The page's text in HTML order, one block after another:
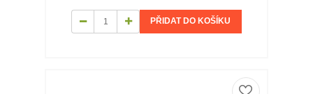
PŘIDAT DO KOŠÍKU